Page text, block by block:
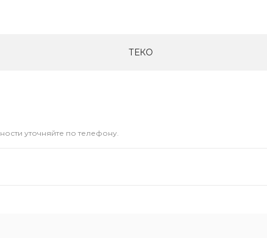
ТЕКО
уточняйте по телефону.